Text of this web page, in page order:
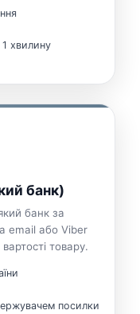
хвилину
банк)
банк за
email або Viber
товару.
посилки